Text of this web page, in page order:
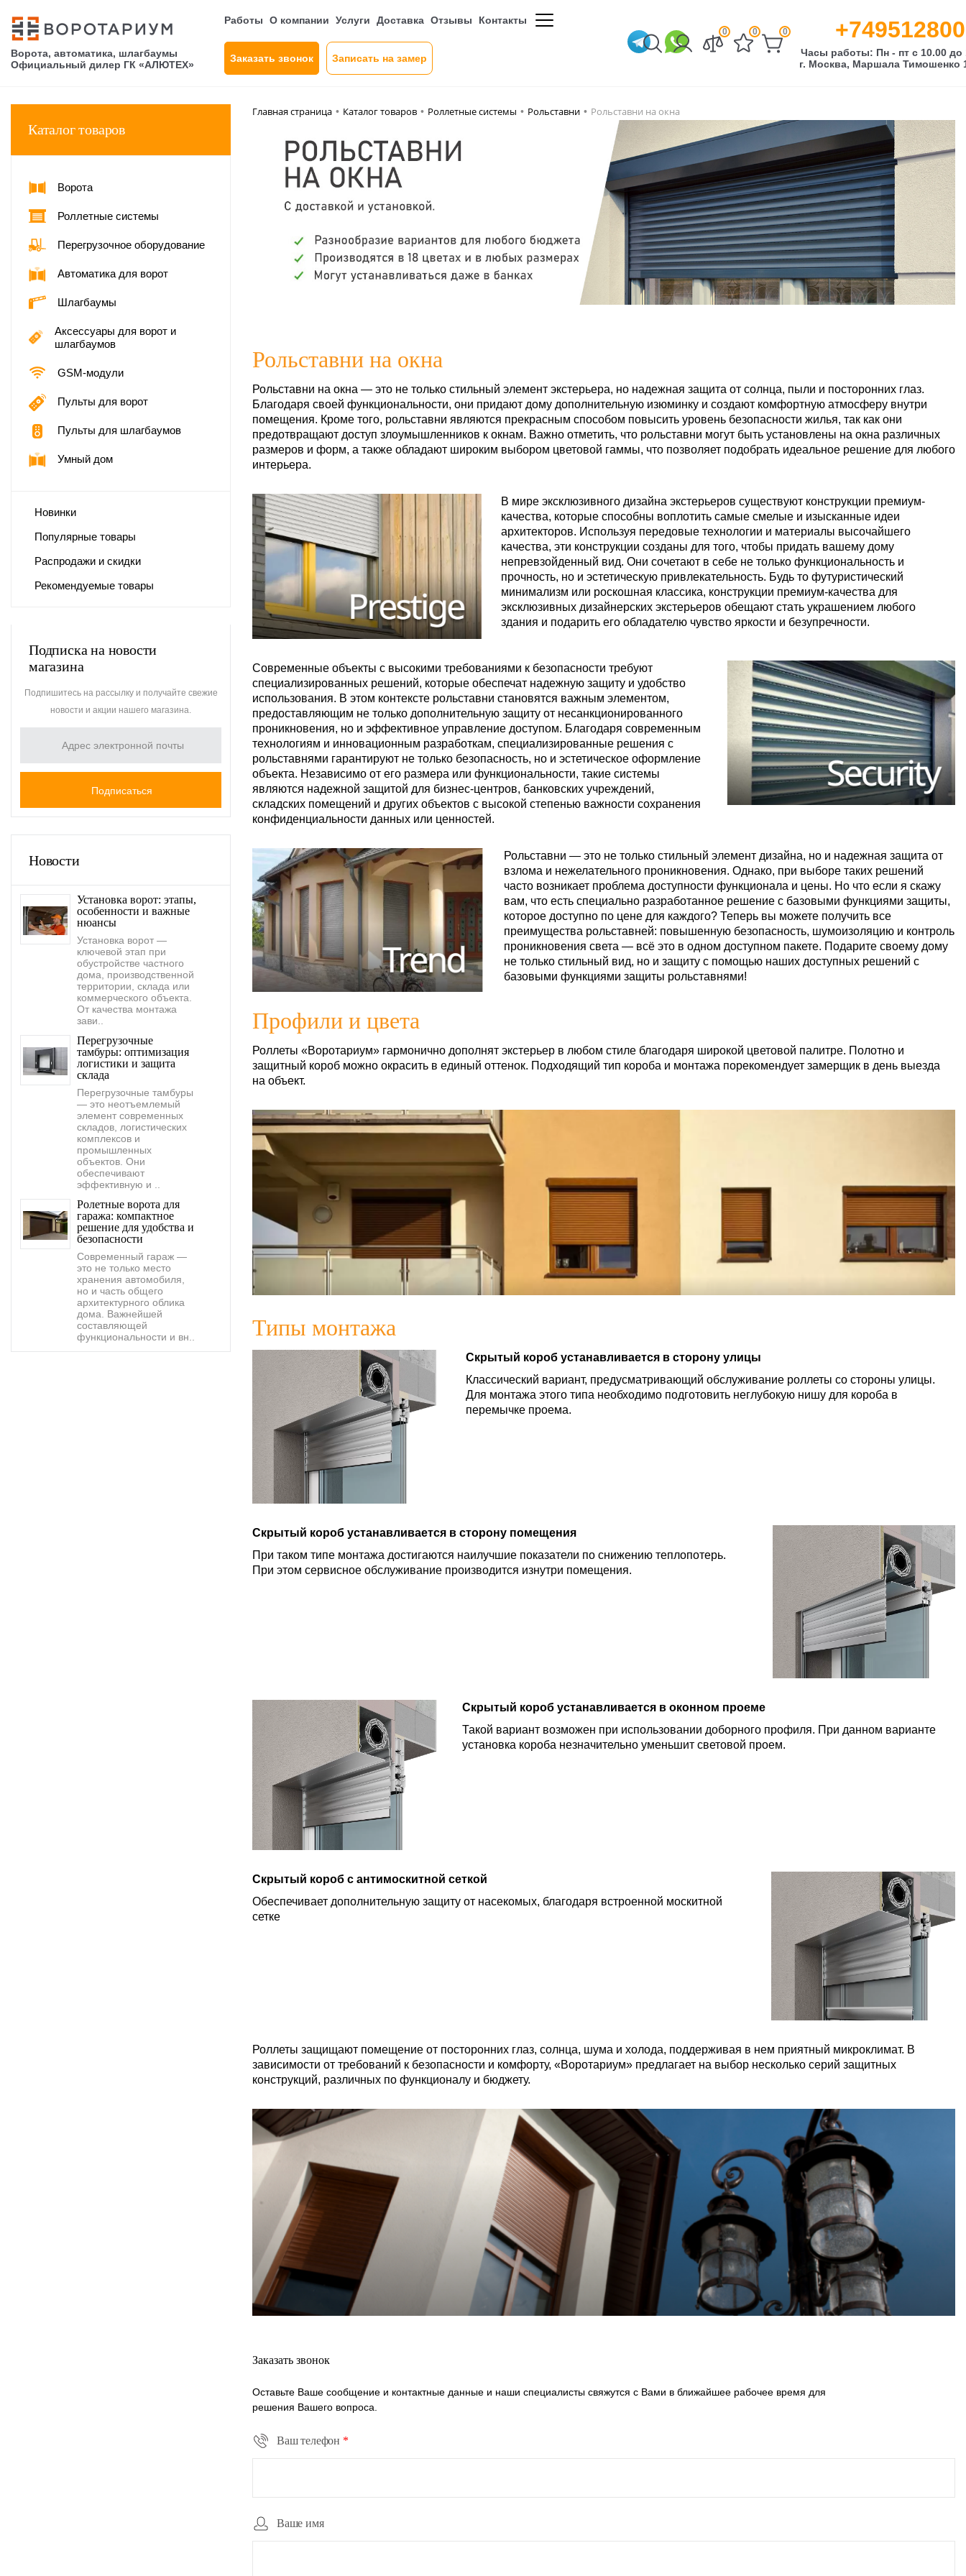
Ворота, автоматика, шлагбаумы
Официальный дилер ГК «АЛЮТЕХ»
Работы О компании Услуги Доставка Отзывы Контакты
Заказать звонок Записать на замер
0 0 0
Часы работы: Пн - пт с 10.00 до
г. Москва, Маршала Тимошенко
Каталог товаров
Ворота
Роллетные системы
Перегрузочное оборудование
Автоматика для ворот
Шлагбаумы
Аксессуары для ворот и
шлагбаумов
GSM-модули
Пульты для ворот
Пульты для шлагбаумов
Умный дом
Новинки
Популярные товары
Распродажи и скидки
Рекомендуемые товары
Подписка на новости
магазина
Подпишитесь на рассылку и получайте свежие
новости и акции нашего магазина.
Новости
Установка ворот: этапы,
особенности и важные
нюансы
Установка ворот —
ключевой этап при
обустройстве частного
дома, производственной
территории, склада или
коммерческого объекта.
От качества монтажа
зави..
Перегрузочные
тамбуры: оптимизация
логистики и защита
склада
Перегрузочные тамбуры
— это неотъемлемый
элемент современных
складов, логистических
комплексов и
промышленных
объектов. Они
обеспечивают
эффективную и ..
Ролетные ворота для
гаража: компактное
решение для удобства и
безопасности
Современный гараж —
это не только место
хранения автомобиля,
но и часть общего
архитектурного облика
дома. Важнейшей
составляющей
функциональности и вн..
Главная страница • Каталог товаров • Роллетные системы • Рольставни • Рольставни на окна
Рольставни на окна
Рольставни на окна — это не только стильный элемент экстерьера, но надежная защита от солнца, пыли и посторонних глаз.
Благодаря своей функциональности, они придают дому дополнительную изюминку и создают комфортную атмосферу внутри
помещения. Кроме того, рольставни являются прекрасным способом повысить уровень безопасности жилья, так как они
предотвращают доступ злоумышленников к окнам. Важно отметить, что рольставни могут быть установлены на окна различных
размеров и форм, а также обладают широким выбором цветовой гаммы, что позволяет подобрать идеальное решение для любого
интерьера.
В мире эксклюзивного дизайна экстерьеров существуют конструкции премиум-
качества, которые способны воплотить самые смелые и изысканные идеи
архитекторов. Используя передовые технологии и материалы высочайшего
качества, эти конструкции созданы для того, чтобы придать вашему дому
непревзойденный вид. Они сочетают в себе не только функциональность и
прочность, но и эстетическую привлекательность. Будь то футуристический
минимализм или роскошная классика, конструкции премиум-качества для
эксклюзивных дизайнерских экстерьеров обещают стать украшением любого
здания и подарить его обладателю чувство яркости и безупречности.
Современные объекты с высокими требованиями к безопасности требуют
специализированных решений, которые обеспечат надежную защиту и удобство
использования. В этом контексте рольставни становятся важным элементом,
предоставляющим не только дополнительную защиту от несанкционированного
проникновения, но и эффективное управление доступом. Благодаря современным
технологиям и инновационным разработкам, специализированные решения с
рольставнями гарантируют не только безопасность, но и эстетическое оформление
объекта. Независимо от его размера или функциональности, такие системы
являются надежной защитой для бизнес-центров, банковских учреждений,
складских помещений и других объектов с высокой степенью важности сохранения
конфиденциальности данных или ценностей.
Рольставни — это не только стильный элемент дизайна, но и надежная защита от
взлома и нежелательного проникновения. Однако, при выборе таких решений
часто возникает проблема доступности функционала и цены. Но что если я скажу
вам, что есть специально разработанное решение с базовыми функциями защиты,
которое доступно по цене для каждого? Теперь вы можете получить все
преимущества рольставней: повышенную безопасность, шумоизоляцию и контроль
проникновения света — всё это в одном доступном пакете. Подарите своему дому
не только стильный вид, но и защиту с помощью наших доступных решений с
базовыми функциями защиты рольставнями!
Профили и цвета
Роллеты «Воротариум» гармонично дополнят экстерьер в любом стиле благодаря широкой цветовой палитре. Полотно и
защитный короб можно окрасить в единый оттенок. Подходящий тип короба и монтажа порекомендует замерщик в день выезда
на объект.
Типы монтажа
Скрытый короб устанавливается в сторону улицы
Классический вариант, предусматривающий обслуживание роллеты со стороны улицы.
Для монтажа этого типа необходимо подготовить неглубокую нишу для короба в
перемычке проема.
Скрытый короб устанавливается в сторону помещения
При таком типе монтажа достигаются наилучшие показатели по снижению теплопотерь.
При этом сервисное обслуживание производится изнутри помещения.
Скрытый короб устанавливается в оконном проеме
Такой вариант возможен при использовании доборного профиля. При данном варианте
установка короба незначительно уменьшит световой проем.
Скрытый короб с антимоскитной сеткой
Обеспечивает дополнительную защиту от насекомых, благодаря встроенной москитной
сетке
Роллеты защищают помещение от посторонних глаз, солнца, шума и холода, поддерживая в нем приятный микроклимат. В
зависимости от требований к безопасности и комфорту, «Воротариум» предлагает на выбор несколько серий защитных
конструкций, различных по функционалу и бюджету.
Заказать звонок
Оставьте Ваше сообщение и контактные данные и наши специалисты свяжутся с Вами в ближайшее рабочее время для
решения Вашего вопроса.
Ваш телефон *
Ваше имя